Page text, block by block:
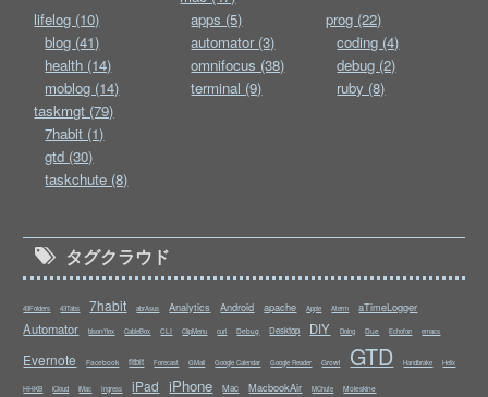
lifelog (10)
blog (41)
health (14)
moblog (14)
apps (5)
automator (3)
omnifocus (38)
terminal (9)
prog (22)
coding (4)
debug (2)
ruby (8)
taskmgt (79)
7habit (1)
gtd (30)
taskchute (8)
タグクラウド
43Folders 43Tabs 7habit abrAsus Analytics Android apache Apple Aterm aTimeLogger
Automator bison/flex CableBox CLI ClipMenu curl Debug Desktop DIY Doing Due Echofon emacs
Evernote Facebook fitbit Forecast GMail Google Calendar Google Reader Growl GTD Handbrake Helix
HHKB iCloud iMac Ingress iPad iPhone Mac MacbookAir MChute Moleskine